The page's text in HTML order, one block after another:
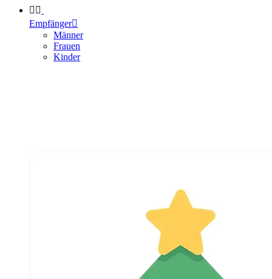
 
Empfänger
Männer
Frauen
Kinder